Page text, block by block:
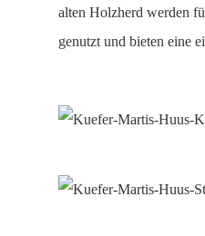
alten Holzherd werden
genutzt und bieten eine